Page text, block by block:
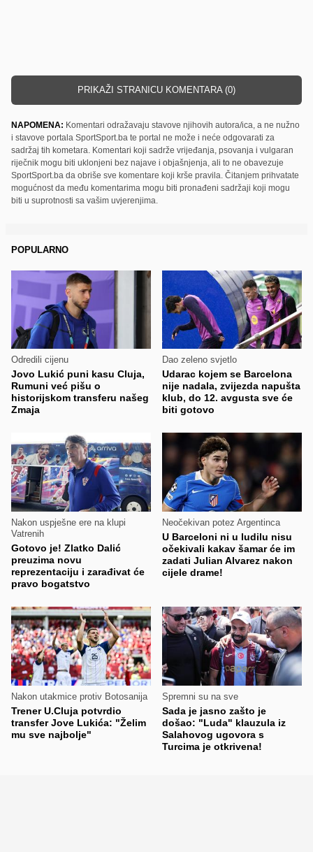
PRIKAŽI STRANICU KOMENTARA (0)
NAPOMENA: Komentari odražavaju stavove njihovih autora/ica, a ne nužno
i stavove portala SportSport.ba te portal ne može i neće odgovarati za
sadržaj tih kometara. Komentari koji sadrže vrijeđanja, psovanja i vulgaran
riječnik mogu biti uklonjeni bez najave i objašnjenja, ali to ne obavezuje
SportSport.ba da obriše sve komentare koji krše pravila. Čitanjem prihvatate
mogućnost da među komentarima mogu biti pronađeni sadržaji koji mogu
biti u suprotnosti sa vašim uvjerenjima.
POPULARNO
Odredili cijenu
Jovo Lukić puni kasu Cluja,
Rumuni već pišu o
historijskom transferu našeg
Zmaja
Dao zeleno svjetlo
Udarac kojem se Barcelona
nije nadala, zvijezda napušta
klub, do 12. avgusta sve će
biti gotovo
Nakon uspješne ere na klupi
Vatrenih
Gotovo je! Zlatko Dalić
preuzima novu
reprezentaciju i zarađivat će
pravo bogatstvo
Neočekivan potez Argentinca
U Barceloni ni u ludilu nisu
očekivali kakav šamar će im
zadati Julian Alvarez nakon
cijele drame!
Nakon utakmice protiv Botosanija
Trener U.Cluja potvrdio
transfer Jove Lukića: "Želim
mu sve najbolje"
Spremni su na sve
Sada je jasno zašto je
došao: "Luda" klauzula iz
Salahovog ugovora s
Turcima je otkrivena!